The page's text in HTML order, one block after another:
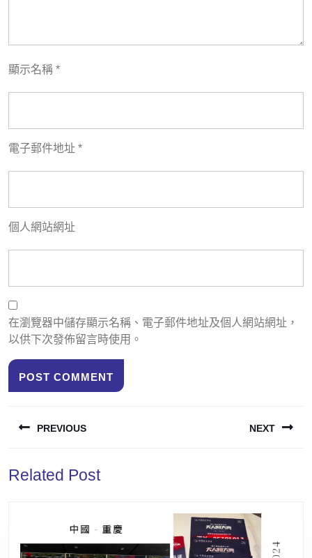
顯示名稱 *
電子郵件地址 *
個人網站網址
在瀏覽器中儲存顯示名稱、電子郵件地址及個人網站網址，
以供下次發佈留言時使用。
PREVIOUS NEXT
Related Post